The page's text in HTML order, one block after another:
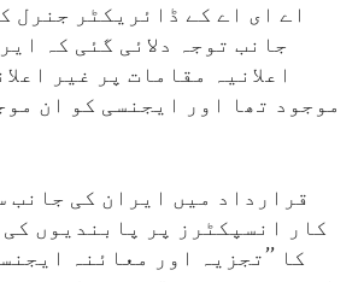
اے ای اے کے ڈائریکٹر جنرل
جانب توجہ دلائی گئی کہ
اعلانیہ مقامات پر غیر
موجود تھا اور ایجنسی کو ان
قرارداد میں ایران کی جانب
کار انسپکٹرز پر پابندیوں
کا ’’تجزیہ اور معائنہ